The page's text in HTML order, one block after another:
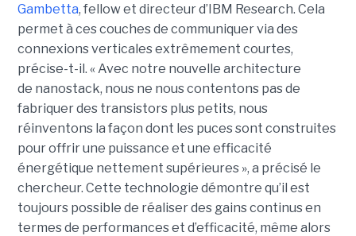
Gambetta, fellow et directeur d’IBM Research. Cela
permet à ces couches de communiquer via des
connexions verticales extrêmement courtes,
précise-t-il. « Avec notre nouvelle architecture
de nanostack, nous ne nous contentons pas de
fabriquer des transistors plus petits, nous
réinventons la façon dont les puces sont construites
pour offrir une puissance et une efficacité
énergétique nettement supérieures », a précisé le
chercheur. Cette technologie démontre qu’il est
toujours possible de réaliser des gains continus en
termes de performances et d’efficacité, même alors